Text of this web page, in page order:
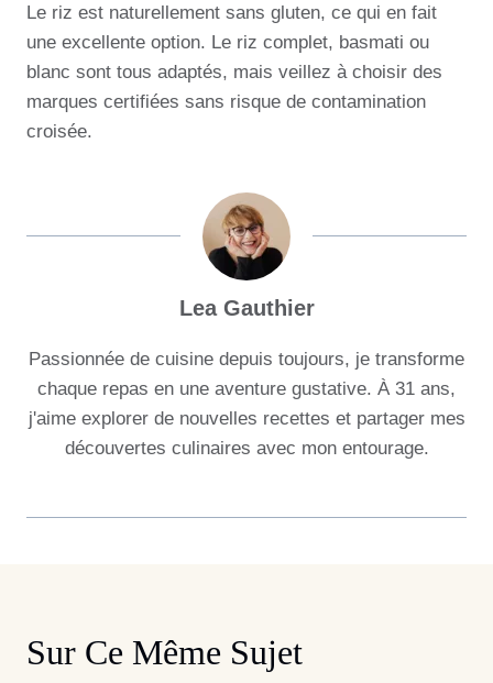
Le riz est naturellement sans gluten, ce qui en fait
une excellente option. Le riz complet, basmati ou
blanc sont tous adaptés, mais veillez à choisir des
marques certifiées sans risque de contamination
croisée.
Lea Gauthier
Passionnée de cuisine depuis toujours, je transforme
chaque repas en une aventure gustative. À 31 ans,
j'aime explorer de nouvelles recettes et partager mes
découvertes culinaires avec mon entourage.
Sur Ce Même Sujet